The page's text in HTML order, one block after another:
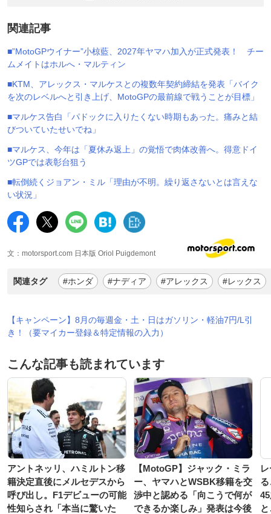
関連記事
■”MotoGPウイナー”小椋藍、2027年ヤマハ加入が正式発表！ チー
ムメイトはホルへ・マルティン
■KTM、アレックス・マルケスとの複数年契約締結を発表「バイク
を次のレベルへと引き上げ、MotoGPの最前線で戦うことが目標」
■マルケス告白「パドックに入りたくない時期もあった。痛みと結
びついていたせいでね」
■マルケス、今年は「夏休み返上」の覚悟で肉体改善へ。得意ドイ
ツGPでは表彰台狙う
■転倒続くジョアン・ミル「理由が不明。繰り返さないとは言えな
い状況」
文：motorsport.com 日本版 Oriol Puigdemont
関連タグ #ホンダ #ナディア #アレックス #レックス
【キャンペーン】8月の毎週金・土・日はガソリン・軽油7円/L引
き！（要マイカー登録＆特定情報の入力）
こんな記事も読まれています
アントネッリ、ハミルトン移
籍決定直後にメルセデスから
呼び出し。F1デビューの可能
性知らされ「本当に驚いた
【MotoGP】ジャック・ミラ
ー、ヤマハとWSBK移籍を交
渉中と認める「向こうで何が
できるか楽しみ」発表は今後